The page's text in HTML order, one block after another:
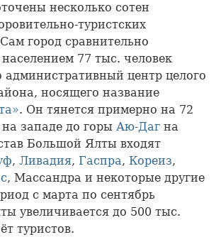
несколько сотен
туристских
город сравнительно
77 тыс. человек
административный центр целого
носящего название
. Он тянется примерно на 72
на западе до горы Аю-Даг на
Большой Ялты входят
, Ливадия, Гаспра, Кореиз,
, Массандра и некоторые другие
с марта по сентябрь
увеличивается до 500 тыс.
туристов.